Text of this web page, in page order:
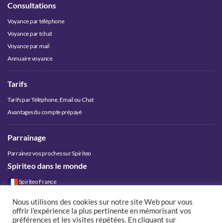
Consultations
Voyance par téléphone
Voyance par tchat
Voyance par mail
Annuaire voyance
Tarifs
Tarifs par Téléphone, Email ou Chat
Avantages du compte prépayé
Parrainage
Parrainez vos proches sur Spiriteo
Spiriteo dans le monde
Spiriteo France
Spiriteo Luxembourg
Spiriteo Suisse
Nous utilisons des cookies sur notre site Web pour vous
offrir l'expérience la plus pertinente en mémorisant vos
préférences et les visites répétées. En cliquant sur